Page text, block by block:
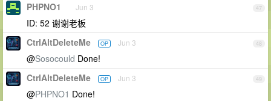
47
PHPNO1 Jun 3
ID: 52 谢谢老板
48
CtrlAltDeleteMe OP Jun 3
@Sosocould Done!
49
CtrlAltDeleteMe OP Jun 3
@PHPNO1 Done!